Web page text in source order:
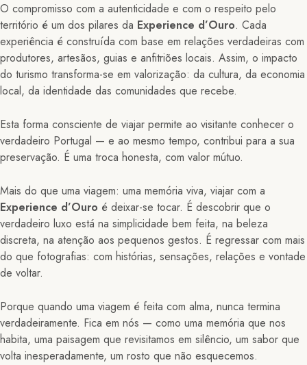
O compromisso com a autenticidade e com o respeito pelo
território é um dos pilares da Experience d’Ouro. Cada
experiência é construída com base em relações verdadeiras com
produtores, artesãos, guias e anfitriões locais. Assim, o impacto
do turismo transforma-se em valorização: da cultura, da economia
local, da identidade das comunidades que recebe.
Esta forma consciente de viajar permite ao visitante conhecer o
verdadeiro Portugal — e ao mesmo tempo, contribui para a sua
preservação. É uma troca honesta, com valor mútuo.
Mais do que uma viagem: uma memória viva, viajar com a
Experience d’Ouro é deixar-se tocar. É descobrir que o
verdadeiro luxo está na simplicidade bem feita, na beleza
discreta, na atenção aos pequenos gestos. É regressar com mais
do que fotografias: com histórias, sensações, relações e vontade
de voltar.
Porque quando uma viagem é feita com alma, nunca termina
verdadeiramente. Fica em nós — como uma memória que nos
habita, uma paisagem que revisitamos em silêncio, um sabor que
volta inesperadamente, um rosto que não esquecemos.